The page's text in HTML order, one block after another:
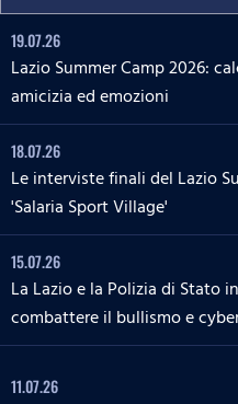
19.07.26
Lazio Summer Camp 2026:
amicizia ed emozioni
18.07.26
Le interviste finali del Lazio
'Salaria Sport Village'
15.07.26
La Lazio e la Polizia di Stato
combattere il bullismo e
11.07.26